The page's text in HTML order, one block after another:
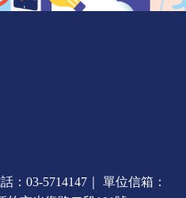
：03-5714147｜ 單位信箱：